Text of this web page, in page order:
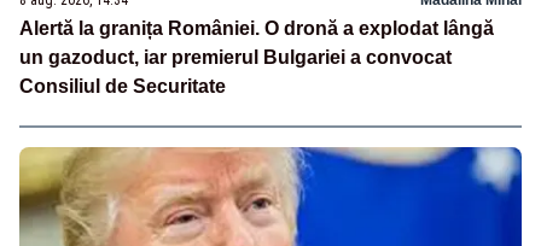
Alertă la granița României. O dronă a explodat lângă
un gazoduct, iar premierul Bulgariei a convocat
Consiliul de Securitate